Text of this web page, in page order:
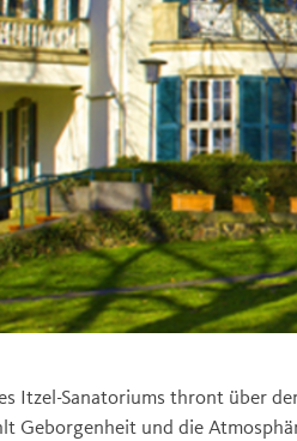
Itzel-Sanatoriums thront über
Geborgenheit und die